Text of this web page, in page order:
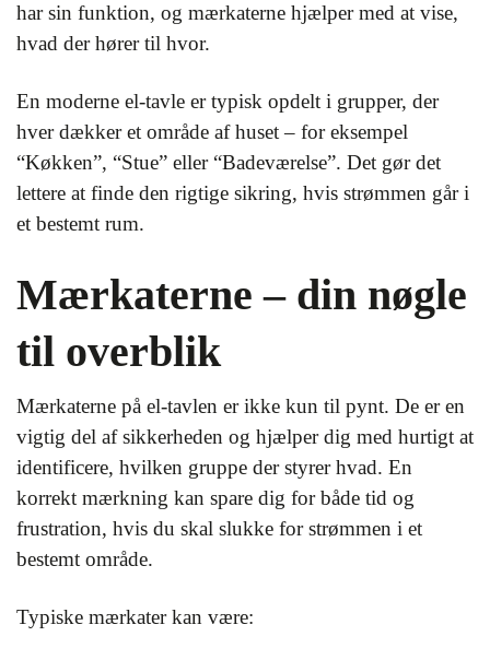
har sin funktion, og mærkaterne hjælper med at vise,
hvad der hører til hvor.
En moderne el-tavle er typisk opdelt i grupper, der
hver dækker et område af huset – for eksempel
“Køkken”, “Stue” eller “Badeværelse”. Det gør det
lettere at finde den rigtige sikring, hvis strømmen går i
et bestemt rum.
Mærkaterne – din nøgle
til overblik
Mærkaterne på el-tavlen er ikke kun til pynt. De er en
vigtig del af sikkerheden og hjælper dig med hurtigt at
identificere, hvilken gruppe der styrer hvad. En
korrekt mærkning kan spare dig for både tid og
frustration, hvis du skal slukke for strømmen i et
bestemt område.
Typiske mærkater kan være: